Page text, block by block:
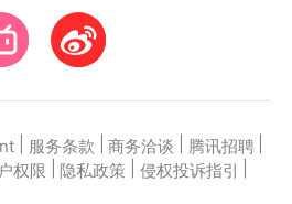
服务条款 商务洽谈 腾讯招聘
权限 隐私政策 侵权投诉指引